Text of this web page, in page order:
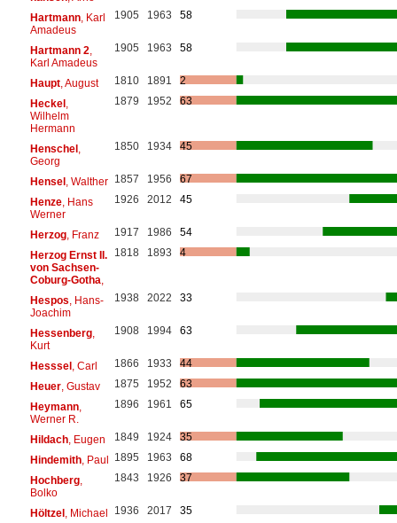
Hartmann, Karl
Amadeus
1905 1963 58
Hartmann 2
Karl Amadeus
1905 1963 58
Haupt, August 1810 1891
2
Heckel,
Wilhelm
Hermann
1879 1952 63
Henschel,
Georg
1850 1934 45
Hensel, Walther 1857 1956
67
Henze, Hans
Werner
1926 2012 45
Herzog, Franz 1917 1986
54
Herzog Ernst II.
von Sachsen-
Coburg-Gotha
1818 1893 4
Hespos , Hans-
Joachim
1938 2022 33
Hessenberg,
Kurt
1908 1994 63
Hesssel, Carl 1866 1933
44
Heuer, Gustav 1875 1952
63
Heymann,
Werner R.
1896 1961 65
Hildach, Eugen 1849 1924
35
Hindemith, Paul 1895 1963
68
Hochberg,
Bolko
1843 1926 37
Höltzel, Michael 1936 2017
35